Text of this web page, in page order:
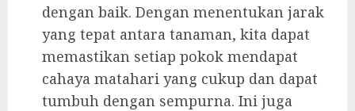
dengan baik. Dengan menentukan jarak
yang tepat antara tanaman, kita dapat
memastikan setiap pokok mendapat
cahaya matahari yang cukup dan dapat
tumbuh dengan sempurna. Ini juga